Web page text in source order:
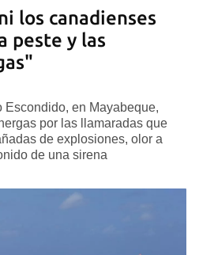
los canadienses
peste y las
Escondido, en Mayabeque,
por las llamaradas que
de explosiones, olor a
de una sirena